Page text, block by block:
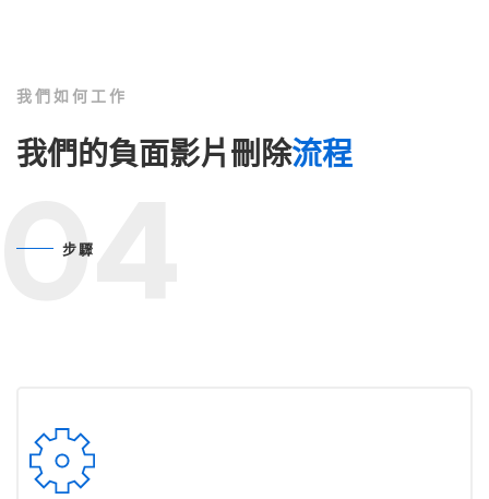
我們如何工作
我們的負面影片刪除流程
04
步驟